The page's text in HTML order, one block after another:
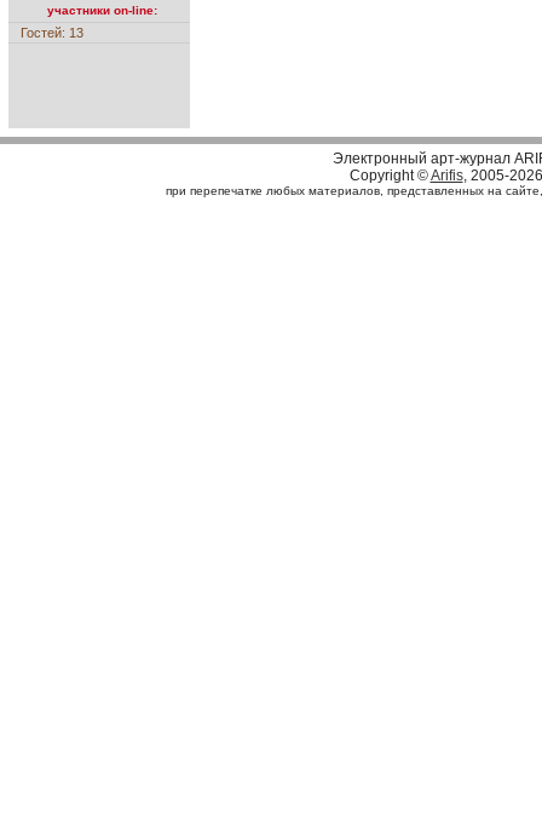
участники on-line:
Гостей: 13
Электронный арт-журнал
Copyright ©Arifis, 2005-2026
при перепечатке любых материалов, представленных на